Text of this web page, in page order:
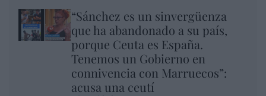
“Sánchez es un sinvergüenza
que ha abandonado a su país,
porque Ceuta es España.
Tenemos un Gobierno en
connivencia con Marruecos”:
acusa una ceutí